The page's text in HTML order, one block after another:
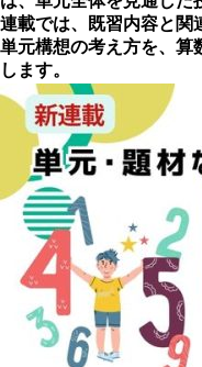
連載では、既習内容と関
単元構想の考え方を、算
します。